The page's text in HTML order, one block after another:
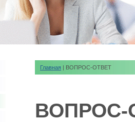
Главная | ВОПРОС-ОТВЕТ
ВОПРОС-